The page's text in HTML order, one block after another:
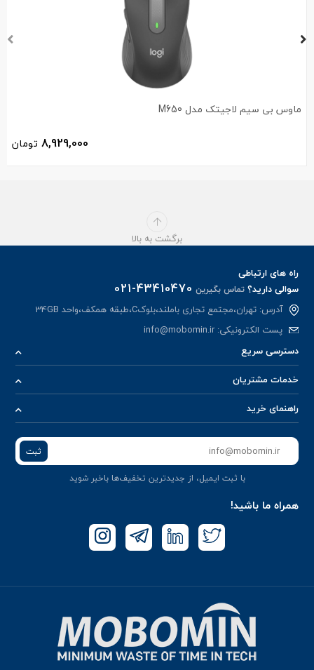
ماوس بی سیم لاجیتک مدل M650
8,929,000 تومان
برگشت به بالا
راه های ارتباطی
سوالی دارید؟تماس بگیرین 021-43410470
آدرس: تهران،مجتمع تجاری باملند،بلوکC،طبقه همکف،واحد 34GB
پست الکترونیکی:info@mobomin.ir
دسترسی سریع
خدمات مشتریان
راهنمای خرید
ثبت
با ثبت ایمیل، از جدید‌ترین تخفیف‌ها با‌خبر شوید
همراه ما باشید!